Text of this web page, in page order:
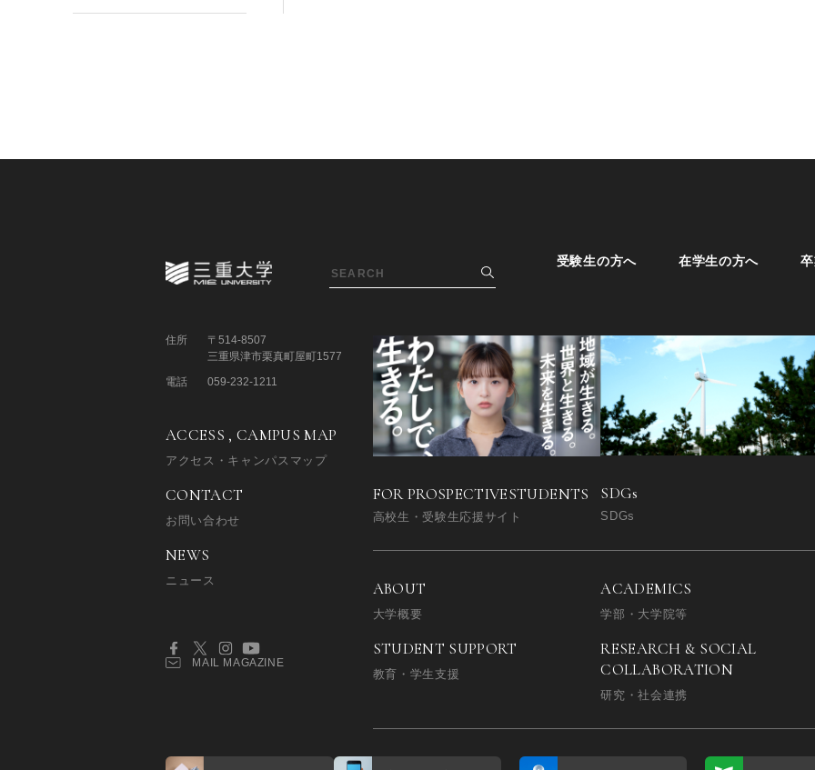
受験生の方へ 在学生の方へ
FOR PROSPECTIVESTUDENTS
高校生・受験生応援サイト
SDGs
SDGs
ABOUT
大学概要
ACADEMICS
学部・大学院等
STUDENT SUPPORT
教育・学生支援
RESEARCH & SOCIAL
COLLABORATION
研究・社会連携
住所
〒514-8507
三重県津市栗真町屋町1577
電話
059-232-1211
ACCESS , CAMPUS MAP
アクセス・キャンパスマップ
CONTACT
お問い合わせ
NEWS
ニュース
MAIL MAGAZINE